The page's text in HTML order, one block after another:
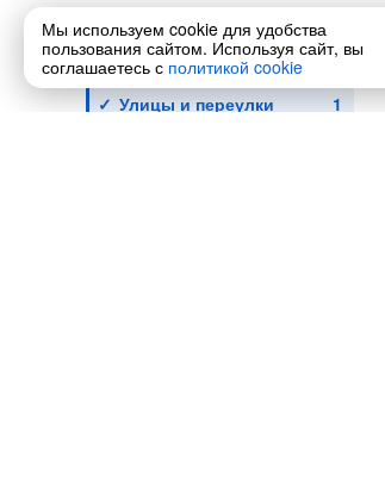
Address Downtown
Эмирейтс Палас
Улицы и переулки
Мы используем cookie для удобства
пользования сайтом. Используя сайт, вы
соглашаетесь с политикой cookie